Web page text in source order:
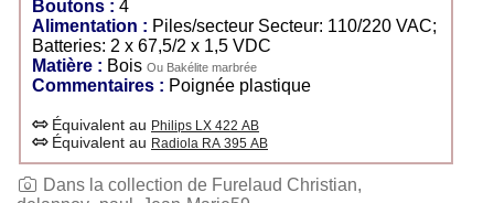
Boutons : 4
Alimentation : Piles/secteur Secteur: 110/220 VAC;
Batteries: 2 x 67,5/2 x 1,5 VDC
Matière : Bois Ou Bakélite marbrée
Commentaires : Poignée plastique
Équivalent au Philips LX 422 AB
Équivalent au Radiola RA 395 AB
Dans la collection de Furelaud Christian,